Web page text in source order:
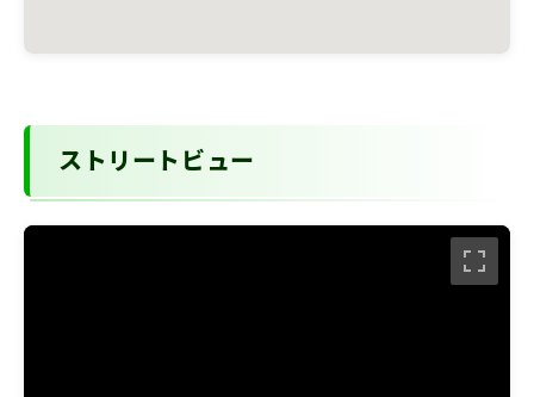
ストリートビュー